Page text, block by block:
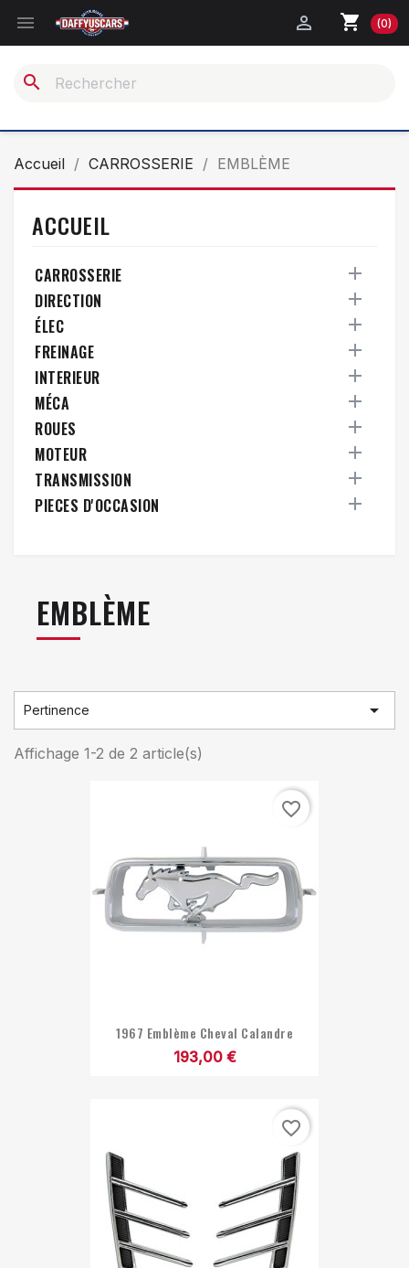
 shopping_cart (0)

search
Accueil CARROSSERIE EMBLÈME
ACCUEIL
CARROSSERIE

DIRECTION

ÉLEC

FREINAGE

INTERIEUR

MÉCA

ROUES

MOTEUR

TRANSMISSION

PIECES D'OCCASION

EMBLÈME
Pertinence 
Affichage 1-2 de 2 article(s)
1967 Emblème Cheval Calandre
193,00 €
favorite_border
favorite_border